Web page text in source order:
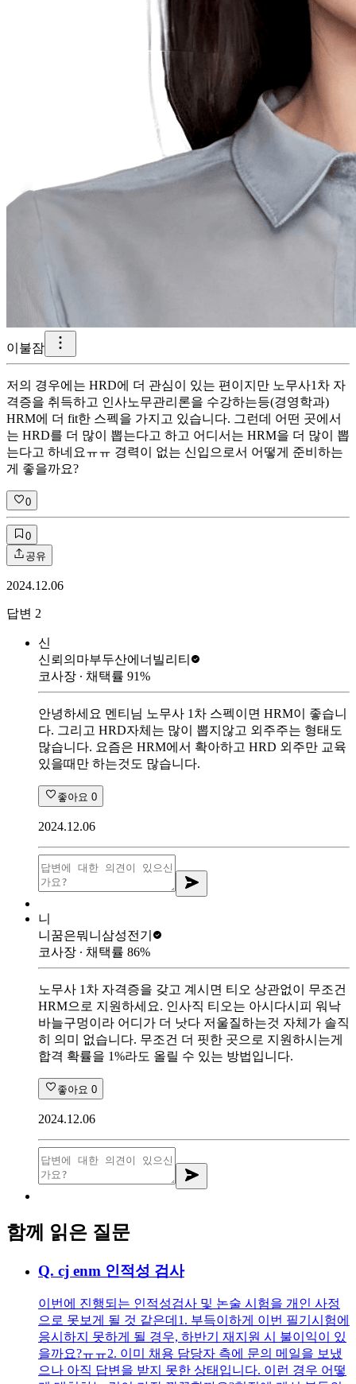
이불잠
저의 경우에는 HRD에 더 관심이 있는 편이지만 노무사1차 자
격증을 취득하고 인사노무관리론을 수강하는등(경영학과)
HRM에 더 fit한 스펙을 가지고 있습니다. 그런데 어떤 곳에서
는 HRD를 더 많이 뽑는다고 하고 어디서는 HRM을 더 많이 뽑
는다고 하네요ㅠㅠ 경력이 없는 신입으로서 어떻게 준비하는
게 좋을까요?
0
0
공유
2024.12.06
답변 2
신
신뢰의마부두산에너빌리티
코사장 ∙ 채택률 91%
안녕하세요 멘티님 노무사 1차 스펙이면 HRM이 좋습니
다. 그리고 HRD자체는 많이 뽑지않고 외주주는 형태도
많습니다. 요즘은 HRM에서 확아하고 HRD 외주만 교육
있을때만 하는것도 많습니다.
좋아요 0
2024.12.06
니
니꿈은뭐니 삼성전기
코사장 ∙ 채택률 86%
노무사 1차 자격증을 갖고 계시면 티오 상관없이 무조건
HRM으로 지원하세요. 인사직 티오는 아시다시피 워낙
바늘구멍이라 어디가 더 낫다 저울질하는것 자체가 솔직
히 의미 없습니다. 무조건 더 핏한 곳으로 지원하시는게
합격 확률을 1%라도 올릴 수 있는 방법입니다.
좋아요 0
2024.12.06
함께 읽은 질문
Q. cj enm 인적성 검사
이번에 진행되는 인적성검사 및 논술 시험을 개인 사정
으로 못보게 될 것 같은데 ​1. 부득이하게 이번 필기시험에
응시하지 못하게 될 경우, 하반기 재지원 시 불이익이 있
을까요?ㅠㅠ ​2. 이미 채용 담당자 측에 문의 메일을 보냈
으나 아직 답변을 받지 못한 상태입니다. 이런 경우 어떻